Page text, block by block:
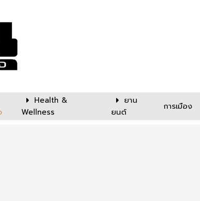
Health &
Wellness
ยาน
ยนต์
การเมือง